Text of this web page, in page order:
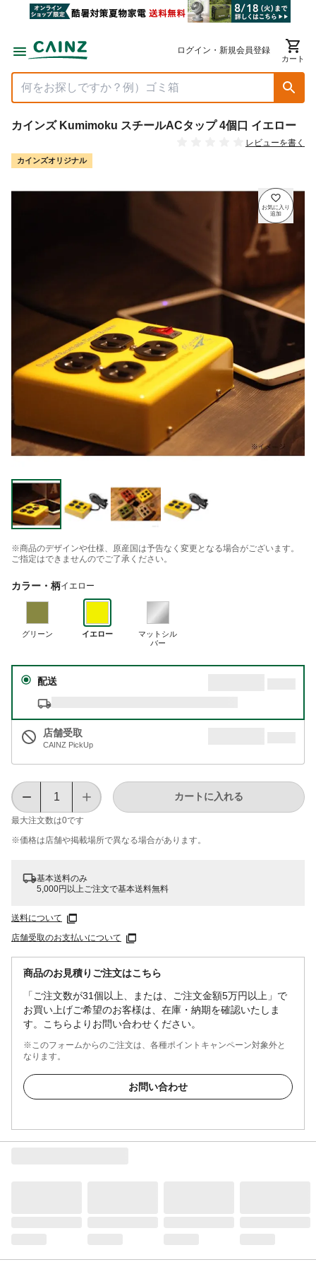
ログイン・新規会員登録
カート
カインズ Kumimoku スチールACタップ 4個口 イエロー
レビューを書く
カインズオリジナル
※商品のデザインや仕様、原産国は予告なく変更となる場合がございます。
ご指定はできませんのでご了承ください。
カラー・柄イエロー
グリーン イエロー
マットシル
バー
配送
店舗受取
CAINZ PickUp
最大注文数は0です
カートに入れる
※価格は​店舗や​掲載場所で​異なる​場合が​あります。
基本送料のみ
5,000円以上ご注文で基本送料無料
送料について
店舗受取のお支払いについて
商品のお見積りご注文はこちら
「ご注文数が31個以上、または、ご注文金額5万円以上」で
お買い上げご希望のお客様は、在庫・納期を確認いたしま
す。こちらよりお問い合わせください。
※このフォームからのご注文は、各種ポイントキャンペーン対象外と
なります。
お問い合わせ